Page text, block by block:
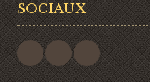
SOCIAUX